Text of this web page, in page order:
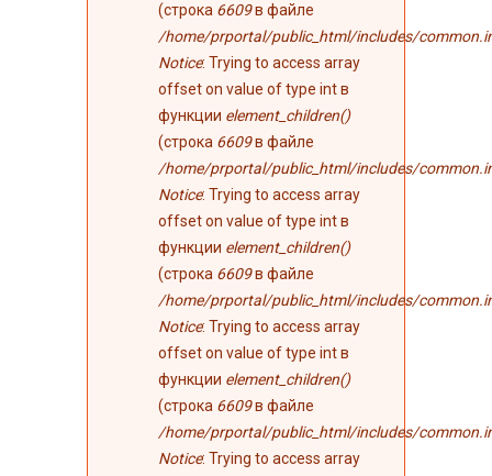
(строка 6609в файле
/home/prportal/public_html/includes/
Notice: Trying to access array
offset on value of type int в
функции element_children()
(строка 6609в файле
/home/prportal/public_html/includes/
Notice: Trying to access array
offset on value of type int в
функции element_children()
(строка 6609в файле
/home/prportal/public_html/includes/
Notice: Trying to access array
offset on value of type int в
функции element_children()
(строка 6609в файле
/home/prportal/public_html/includes/
Notice: Trying to access array